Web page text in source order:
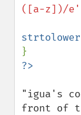
([a-z])/e'
strtolower
"igua's
front of